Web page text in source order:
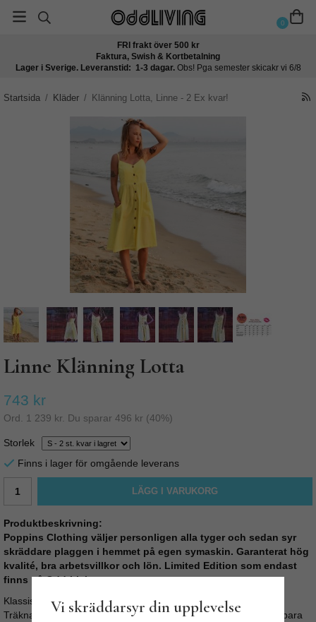
0
FRI frakt över 500 kr
Faktura, Swish & Kortbetalning
Lager i Sverige. Leveranstid: 1-3 dagar. Obs! Pga semester skicakr vi 6/8
Startsida / Kläder / Klänning Lotta, Linne - 2 Ex kvar!
Linne Klänning Lotta
743 kr
Ord. 1 239 kr . Du sparar 496 kr (40%)
Storlek
Finns i lager för omgående leverans
LÄGG I VARUKORG
Produktbeskrivning:
Poppins Clothing väljer personligen alla tyger och sedan syr
skräddare plaggen i hemmet på egen symaskin. Garanterat hög
kvalité, bra arbetsvillkor och lön. Limited Edition som endast
finns på Odd-Living.com
Klassisk klänning med smala axelband från Poppins Clothing!
Träknappar fram, vid kjol. Rymliga fickor fram på kjolen. Justerbara
Vi skräddarsyr din upplevelse